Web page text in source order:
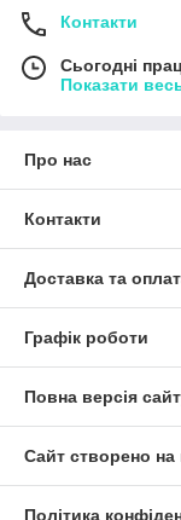
Контакти
Сьогодні
Показати
Про нас
Контакти
Доставка та
Графік роботи
Повна версія
Сайт створено на
Політика